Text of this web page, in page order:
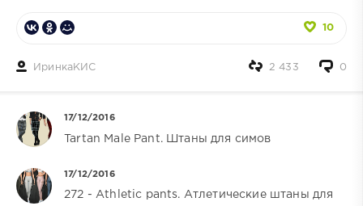
10
ИринкаКИС 0
2 433
17/12/2016
Tartan Male Pant. Штаны для симов
17/12/2016
272 - Athletic pants. Атлетические штаны для